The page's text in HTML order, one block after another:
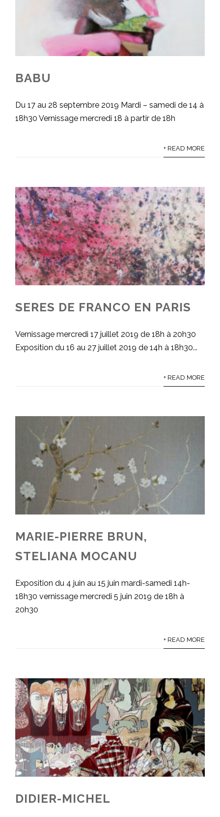
BABU
Du 17 au 28 septembre 2019 Mardi – samedi de 14 à
18h30 Vernissage mercredi 18 à partir de 18h
+ READ MORE
SERES DE FRANCO EN PARIS
Vernissage mercredi 17 juillet 2019 de 18h à 20h30
Exposition du 16 au 27 juillet 2019 de 14h à 18h30...
+ READ MORE
MARIE-PIERRE BRUN,
STELIANA MOCANU
Exposition du 4 juin au 15 juin mardi-samedi 14h-
18h30 vernissage mercredi 5 juin 2019 de 18h à
20h30
+ READ MORE
DIDIER-MICHEL